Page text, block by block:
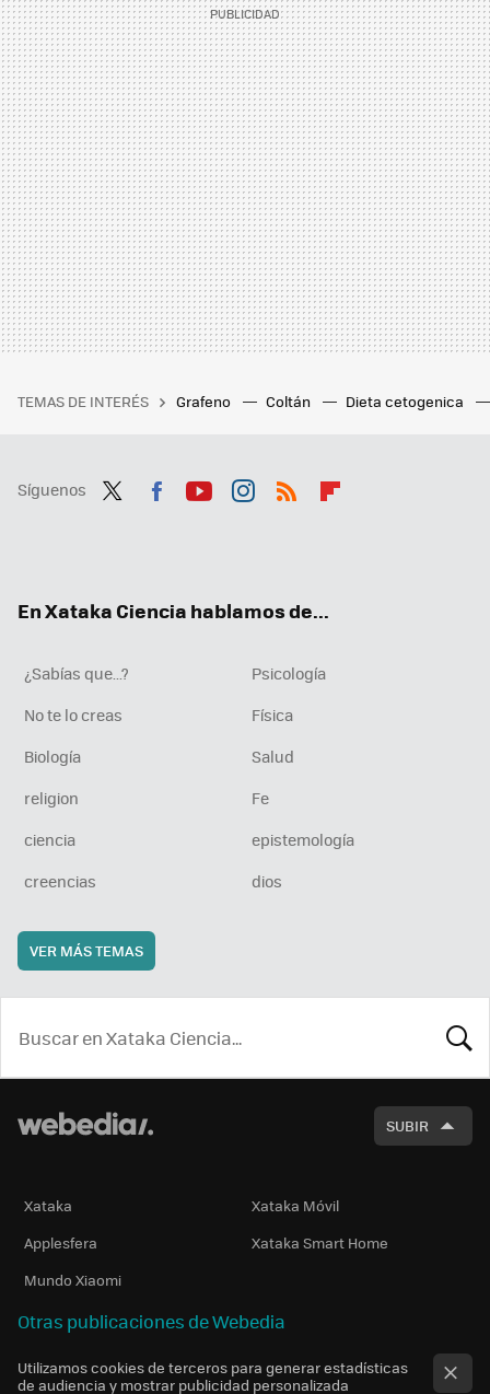
TEMAS DE INTERÉS Grafeno Coltán Dieta cetogenica
Síguenos
En Xataka Ciencia hablamos de...
¿Sabías que...?
Psicología
No te lo creas
Física
Biología
Salud
religion
Fe
ciencia
epistemología
creencias
dios
VER MÁS TEMAS
SUBIR
Xataka
Xataka Móvil
Applesfera
Xataka Smart Home
Mundo Xiaomi
Otras publicaciones de Webedia
Utilizamos cookies de terceros para generar estadísticas
de audiencia y mostrar publicidad personalizada